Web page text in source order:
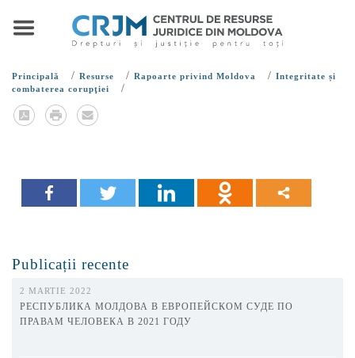
Principală / Resurse / Rapoarte privind Moldova / Integritate și
combaterea corupţiei
/
Publicații recente
2 MARTIE 2022
РЕСПУБЛИКА МОЛДОВА В ЕВРОПЕЙСКОМ СУДЕ ПО
ПРАВАМ ЧЕЛОВЕКА В 2021 ГОДУ